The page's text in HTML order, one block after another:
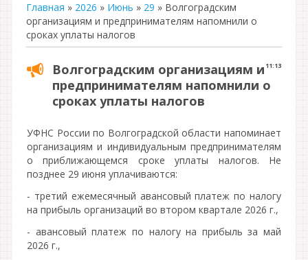
Главная » 2026 » Июнь » 29 » Волгоградским
организациям и предпринимателям напомнили о
сроках уплаты налогов
11:13
Волгоградским организациям и
предпринимателям напомнили о
сроках уплаты налогов
УФНС России по Волгоградской области напоминает
организациям и индивидуальным предпринимателям
о приближающемся сроке уплаты налогов. Не
позднее 29 июня уплачиваются:
- третий ежемесячный авансовый платеж по налогу
на прибыль организаций во втором квартале 2026 г.,
- авансовый платеж по налогу на прибыль за май
2026 г.,